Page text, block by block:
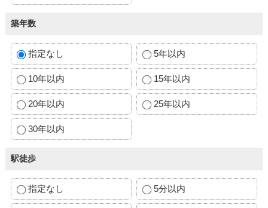
築年数
指定なし 5年以内
10年以内 15年以内
20年以内 25年以内
30年以内
駅徒歩
指定なし 5分以内